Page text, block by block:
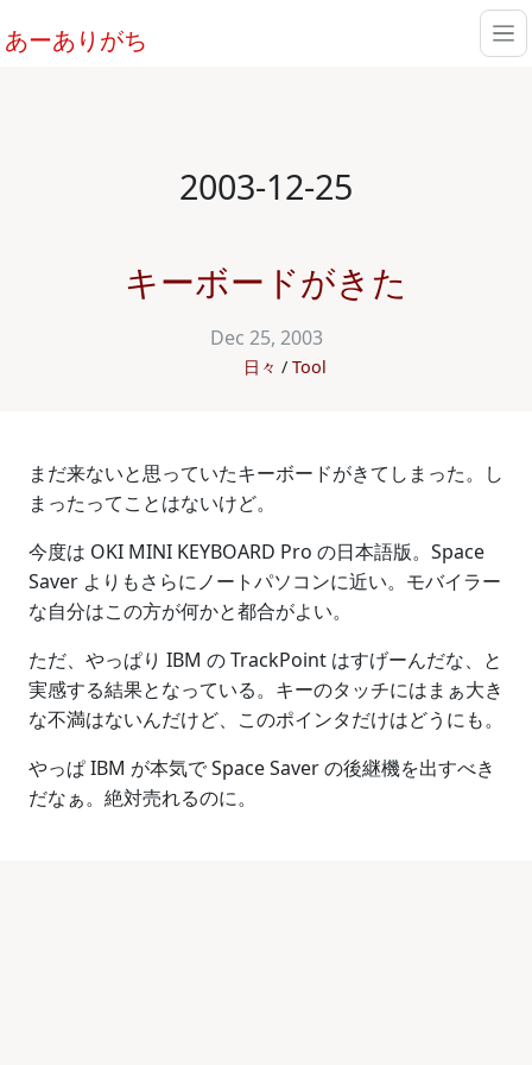
あーありがち
2003-12-25
キーボードがきた
Dec 25, 2003
日々 Tool
まだ来ないと思っていたキーボードがきてしまった。し
まったってことはないけど。
今度は OKI MINI KEYBOARD Pro の日本語版。Space
Saver よりもさらにノートパソコンに近い。モバイラー
な自分はこの方が何かと都合がよい。
ただ、やっぱり IBM の TrackPoint はすげーんだな、と
実感する結果となっている。キーのタッチにはまぁ大き
な不満はないんだけど、このポインタだけはどうにも。
やっぱ IBM が本気で Space Saver の後継機を出すべき
だなぁ。絶対売れるのに。